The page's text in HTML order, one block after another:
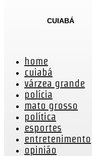
home
cuiabá
várzea grande
polícia
mato grosso
política
esportes
entretenimento
opinião